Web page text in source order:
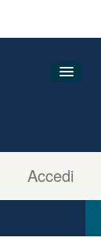
Accedi